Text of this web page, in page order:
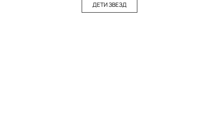
ДЕТИ ЗВЕЗД